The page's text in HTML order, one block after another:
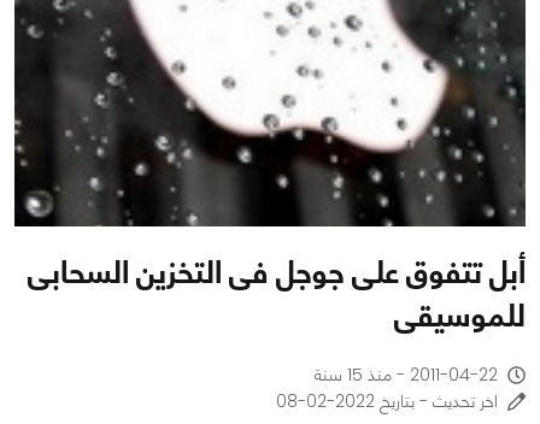
أبل تتفوق على جوجل فى التخزين السحابى
للموسيقى
2011-04-22 - منذ 15 سنة
اخر تحديث - بتاريخ 2022-02-08